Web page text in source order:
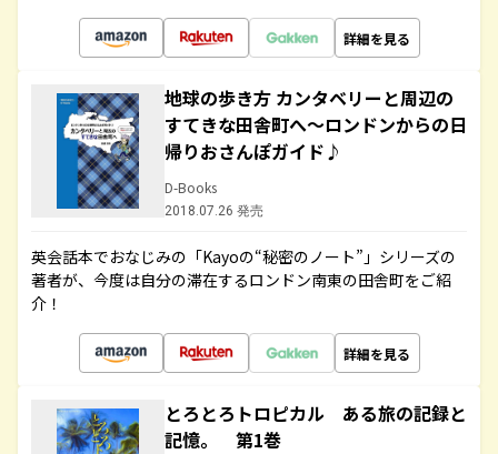
詳細を見る
地球の歩き方 カンタベリーと周辺の
すてきな田舎町へ～ロンドンからの日
帰りおさんぽガイド♪
D-Books
2018.07.26 発売
英会話本でおなじみの「Kayoの“秘密のノート”」シリーズの
著者が、今度は自分の滞在するロンドン南東の田舎町をご紹
介！
詳細を見る
とろとろトロピカル ある旅の記録と
記憶。 第1巻